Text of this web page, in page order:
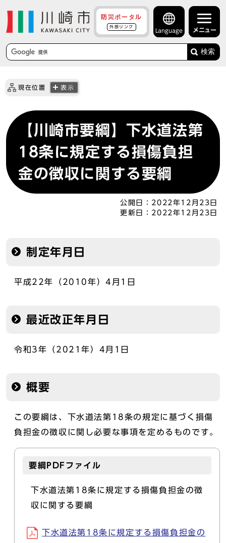
防災ポータル
外部リンク
Language メニュー
検索
現在位置 表示
【川崎市要綱】下水道法第
18条に規定する損傷負担
金の徴収に関する要綱
公開日： 2022年12月23日
更新日： 2022年12月23日
制定年月日
平成22年（2010年）4月1日
最近改正年月日
令和3年（2021年）4月1日
概要
この要綱は、下水道法第18条の規定に基づく損傷
負担金の徴収に関し必要な事項を定めるものです。
要綱PDFファイル
下水道法第18条に規定する損傷負担金の徴
収に関する要綱
下水道法第18条に規定する損傷負担金の